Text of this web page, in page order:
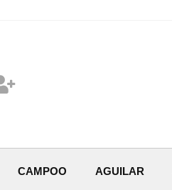
CAMPOO AGUILAR